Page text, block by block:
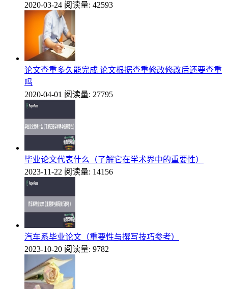
2020-03-24 阅读量: 42593
论文查重多久能完成 论文根据查重修改修改后还要查重
吗
2020-04-01 阅读量: 27795
毕业论文代表什么（了解它在学术界中的重要性）
2023-11-22 阅读量: 14156
汽车系毕业论文（重要性与撰写技巧参考）
2023-10-20 阅读量: 9782